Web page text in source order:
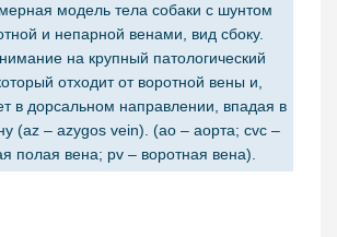
модель тела собаки с шунтом
и непарной венами, вид сбоку.
на крупный патологический
отходит от воротной вены и,
в дорсальном направлении, впадая в
(az – azygos vein). (ao – аорта; cvc –
полая вена; pv – воротная вена).